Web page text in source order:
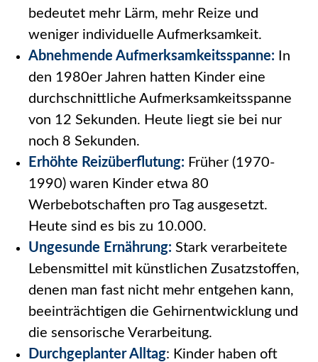
bedeutet mehr Lärm, mehr Reize und
weniger individuelle Aufmerksamkeit.
Abnehmende Aufmerksamkeitsspanne: In
den 1980er Jahren hatten Kinder eine
durchschnittliche Aufmerksamkeitsspanne
von 12 Sekunden. Heute liegt sie bei nur
noch 8 Sekunden.
Erhöhte Reizüberflutung: Früher (1970-
1990) waren Kinder etwa 80
Werbebotschaften pro Tag ausgesetzt.
Heute sind es bis zu 10.000.
Ungesunde Ernährung: Stark verarbeitete
Lebensmittel mit künstlichen Zusatzstoffen,
denen man fast nicht mehr entgehen kann,
beeinträchtigen die Gehirnentwicklung und
die sensorische Verarbeitung.
Durchgeplanter Alltag: Kinder haben oft